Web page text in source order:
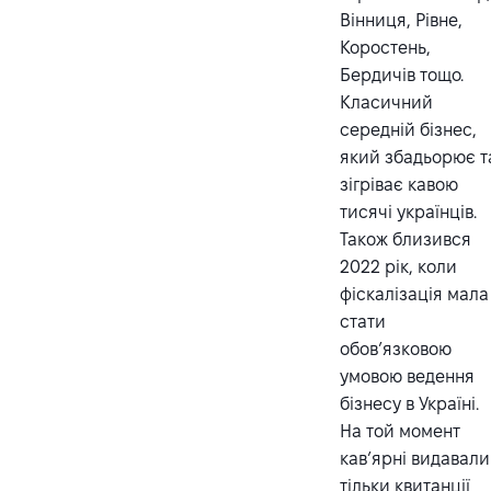
Вінниця, Рівне,
Коростень,
Бердичів тощо.
Класичний
середній бізнес,
який збадьорює
зігріває кавою
тисячі українців.
Також близився
2022 рік, коли
фіскалізація мала
стати
обов’язковою
умовою ведення
бізнесу в Україні.
На той момент
кав’ярні видавали
тільки квитанції